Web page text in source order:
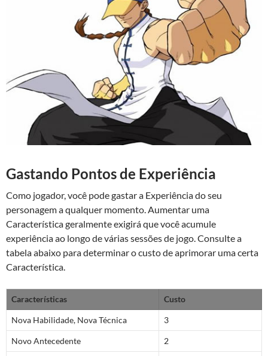
Gastando Pontos de Experiência
Como jogador, você pode gastar a Experiência do seu
personagem a qualquer momento. Aumentar uma
Característica geralmente exigirá que você acumule
experiência ao longo de várias sessões de jogo. Consulte a
tabela abaixo para determinar o custo de aprimorar uma certa
Característica.
Características Custo
Nova Habilidade, Nova Técnica 3
Novo Antecedente 2